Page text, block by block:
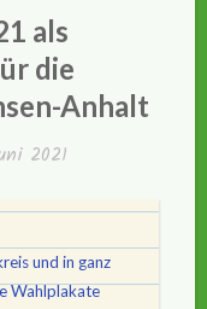
als
die
Anhalt
2021
und in ganz
Wahlplakate